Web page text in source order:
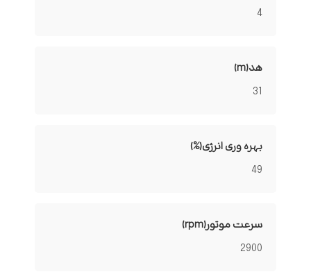
4
هد(m)
31
بهره وری انرژی(%)
49
سرعت موتور(rpm)
2900